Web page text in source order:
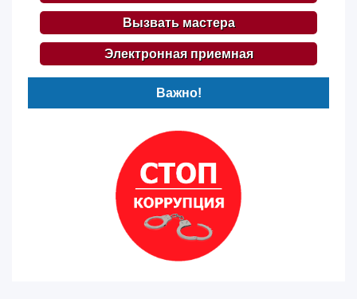
Вызвать мастера
Электронная приемная
Важно!